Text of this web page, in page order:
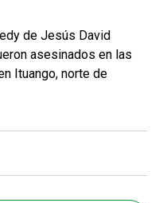
de Jesús David
asesinados en las
Ituango, norte de